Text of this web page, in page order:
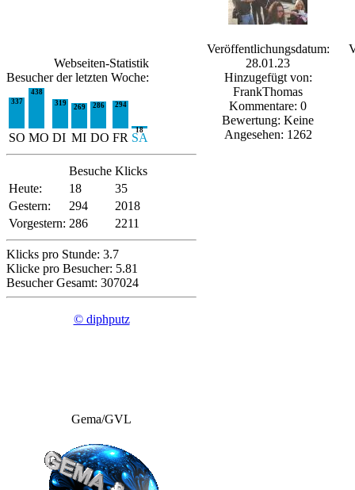
Webseiten-Statistik
Besucher der letzten Woche:
337
438
319
269 286 294
18
SO MO DI MI DO FR SA
Besuche Klicks
Heute:
18
35
Gestern:
294
2018
Vorgestern: 286 2211
Klicks pro Stunde: 3.7
Klicke pro Besucher: 5.81
Besucher Gesamt: 307024
© diphputz
Gema/GVL
Veröffentlichungsdatum:
28.01.23
Hinzugefügt von:
FrankThomas
Kommentare: 0
Bewertung: Keine
Angesehen: 1262